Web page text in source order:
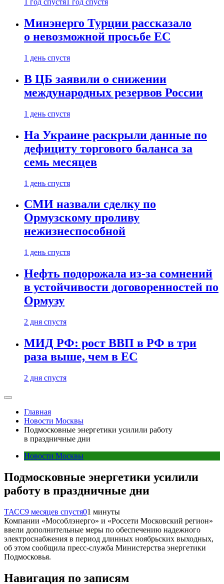
1 год спустя 1 год спустя
Минэнерго Турции рассказало
о невозможной просьбе ЕС
1 день спустя
В ЦБ заявили о снижении
международных резервов России
1 день спустя
На Украине раскрыли данные по
дефициту торгового баланса за
семь месяцев
1 день спустя
СМИ назвали сделку по
Ормузскому проливу
нежизнеспособной
1 день спустя
Нефть подорожала из-за сомнений
в устойчивости договоренностей по
Ормузу
2 дня спустя
МИД РФ: рост ВВП в РФ в три
раза выше, чем в ЕС
2 дня спустя
Главная
Новости Москвы
Подмосковные энергетики усилили работу
в праздничные дни
Новости Москвы
Подмосковные энергетики усилили
работу в праздничные дни
ТАСС9 месяцев спустя01 минуты
Компании «Мособлэнерго» и «Россети Московский регион»
ввели дополнительные меры по обеспечению надежного
электроснабжения в период длинных ноябрьских выходных,
об этом сообщила пресс-служба Министерства энергетики
Подмосковья.
Навигация по записям